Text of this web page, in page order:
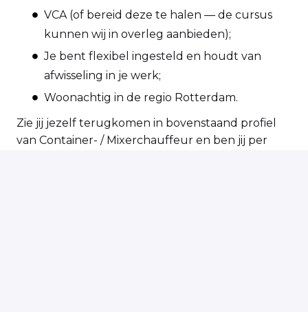
VCA (of bereid deze te halen — de cursus
kunnen wij in overleg aanbieden);
Je bent flexibel ingesteld en houdt van
afwisseling in je werk;
Woonachtig in de regio Rotterdam.
Zie jij jezelf terugkomen in bovenstaand profiel
van Container- / Mixerchauffeur en ben jij per